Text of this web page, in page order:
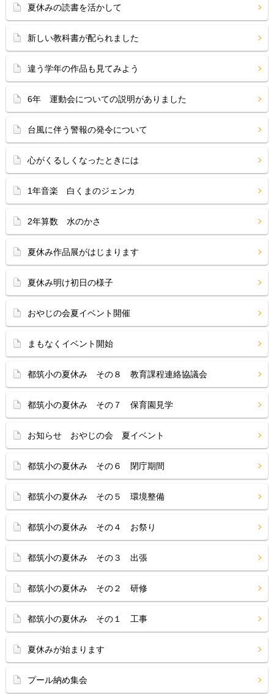
夏休みの読書を活かして
新しい教科書が配られました
違う学年の作品も見てみよう
6年 運動会についての説明がありました
台風に伴う警報の発令について
心がくるしくなったときには
1年音楽 白くまのジェンカ
2年算数 水のかさ
夏休み作品展がはじまります
夏休み明け初日の様子
おやじの会夏イベント開催
まもなくイベント開始
都筑小の夏休み その８ 教育課程連絡協議会
都筑小の夏休み その７ 保育園見学
お知らせ おやじの会 夏イベント
都筑小の夏休み その６ 閉庁期間
都筑小の夏休み その５ 環境整備
都筑小の夏休み その４ お祭り
都筑小の夏休み その３ 出張
都筑小の夏休み その２ 研修
都筑小の夏休み その１ 工事
夏休みが始まります
プール納め集会